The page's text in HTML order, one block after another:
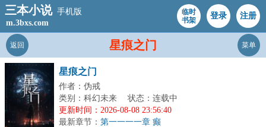
三本小说 手机版
m.3bxs.com
临时
书架
登录 注册
星痕之门
返回 菜单
星痕之门
作者：伪戒
类别：科幻未来
状态：连载中
更新时间：2026-08-08 23:56:40
最新章节： 第一一一一章 癫